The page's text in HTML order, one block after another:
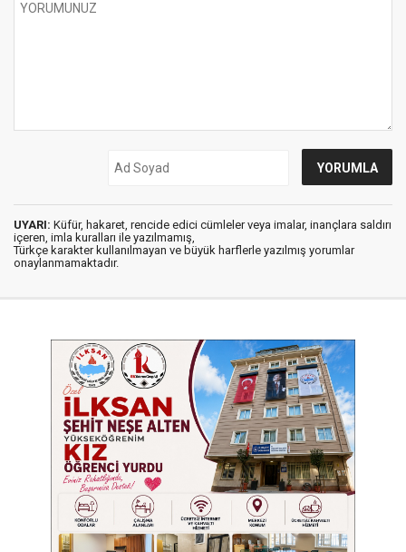
UYARI: Küfür, hakaret, rencide edici cümleler veya imalar, inançlara saldırı
içeren, imla kuralları ile yazılmamış,
Türkçe karakter kullanılmayan ve büyük harflerle yazılmış yorumlar
onaylanmamaktadır.